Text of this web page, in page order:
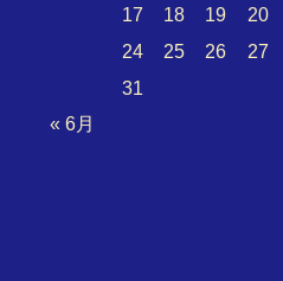
17
18 19 20
24
25 26 27
31
« 6月